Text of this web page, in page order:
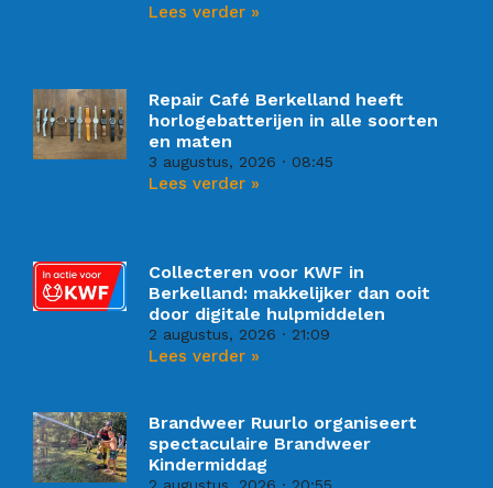
Lees verder »
Repair Café Berkelland heeft
horlogebatterijen in alle soorten
en maten
3 augustus, 2026 08:45
Lees verder »
Collecteren voor KWF in
Berkelland: makkelijker dan ooit
door digitale hulpmiddelen
2 augustus, 2026 21:09
Lees verder »
Brandweer Ruurlo organiseert
spectaculaire Brandweer
Kindermiddag